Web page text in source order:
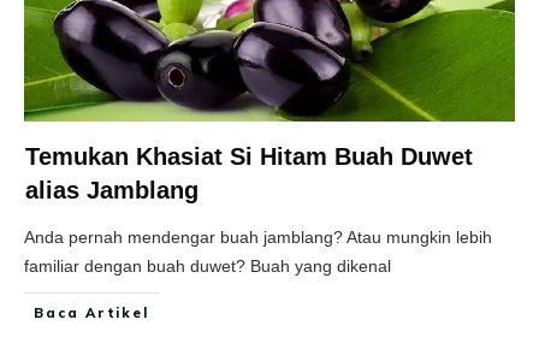
Temukan Khasiat Si Hitam Buah Duwet
alias Jamblang
Anda pernah mendengar buah jamblang? Atau mungkin lebih
familiar dengan buah duwet? Buah yang dikenal
Baca Artikel